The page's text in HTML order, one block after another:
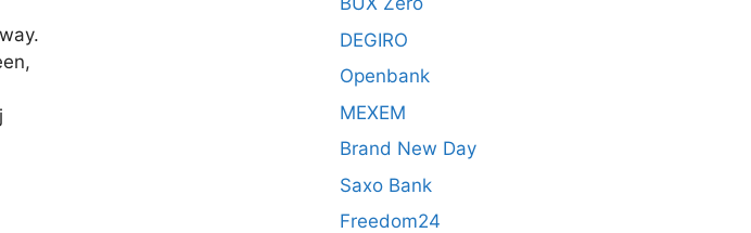
DEGIRO
Openbank
MEXEM
Brand New Day
Saxo Bank
Freedom24